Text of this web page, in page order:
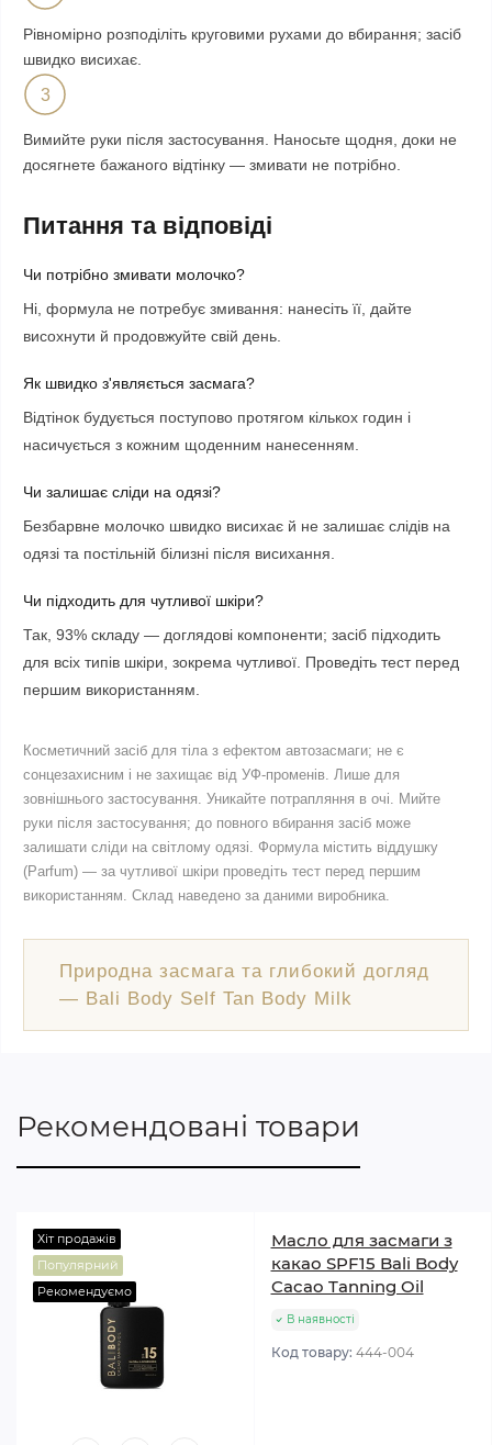
Рівномірно розподіліть круговими рухами до вбирання; засіб
швидко висихає.
3
Вимийте руки після застосування. Наносьте щодня, доки не
досягнете бажаного відтінку — змивати не потрібно.
Питання та відповіді
Чи потрібно змивати молочко?
Ні, формула не потребує змивання: нанесіть її, дайте
висохнути й продовжуйте свій день.
Як швидко з'являється засмага?
Відтінок будується поступово протягом кількох годин і
насичується з кожним щоденним нанесенням.
Чи залишає сліди на одязі?
Безбарвне молочко швидко висихає й не залишає слідів на
одязі та постільній білизні після висихання.
Чи підходить для чутливої шкіри?
Так, 93% складу — доглядові компоненти; засіб підходить
для всіх типів шкіри, зокрема чутливої. Проведіть тест перед
першим використанням.
Косметичний засіб для тіла з ефектом автозасмаги; не є
сонцезахисним і не захищає від УФ-променів. Лише для
зовнішнього застосування. Уникайте потрапляння в очі. Мийте
руки після застосування; до повного вбирання засіб може
залишати сліди на світлому одязі. Формула містить віддушку
(Parfum) — за чутливої шкіри проведіть тест перед першим
використанням. Склад наведено за даними виробника.
Природна засмага та глибокий догляд
— Bali Body Self Tan Body Milk
Рекомендовані товари
Хіт продажів
Популярний
Рекомендуємо
Масло для засмаги з
какао SPF15 Bali Body
Cacao Tanning Oil
В наявності
Код товару: 444-004